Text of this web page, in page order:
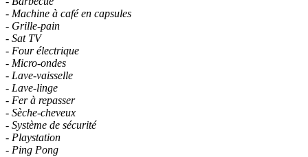
- Machine à café en capsules
- Grille-pain
- Sat TV
- Four électrique
- Micro-ondes
- Lave-vaisselle
- Lave-linge
- Fer à repasser
- Sèche-cheveux
- Système de sécurité
- Playstation
- Ping Pong